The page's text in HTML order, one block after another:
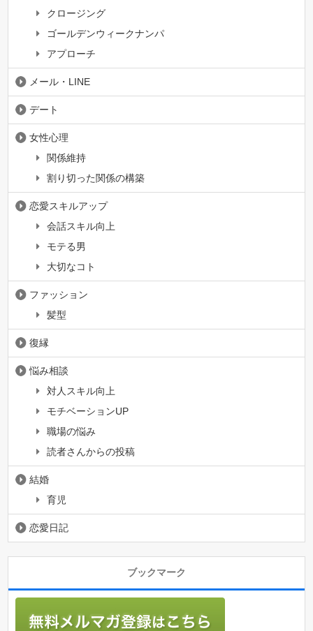
クロージング
ゴールデンウィークナンパ
アプローチ
メール・LINE
デート
女性心理
関係維持
割り切った関係の構築
恋愛スキルアップ
会話スキル向上
モテる男
大切なコト
ファッション
髪型
復縁
悩み相談
対人スキル向上
モチベーションUP
職場の悩み
読者さんからの投稿
結婚
育児
恋愛日記
ブックマーク